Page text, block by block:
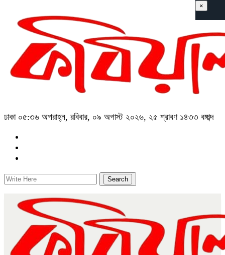
ঢাকা ০৫:৩৬ অপরাহ্ন, রবিবার, ০৯ অগাস্ট ২০২৬, ২৫ শ্রাবণ ১৪৩৩ বঙ্গাব্দ
×